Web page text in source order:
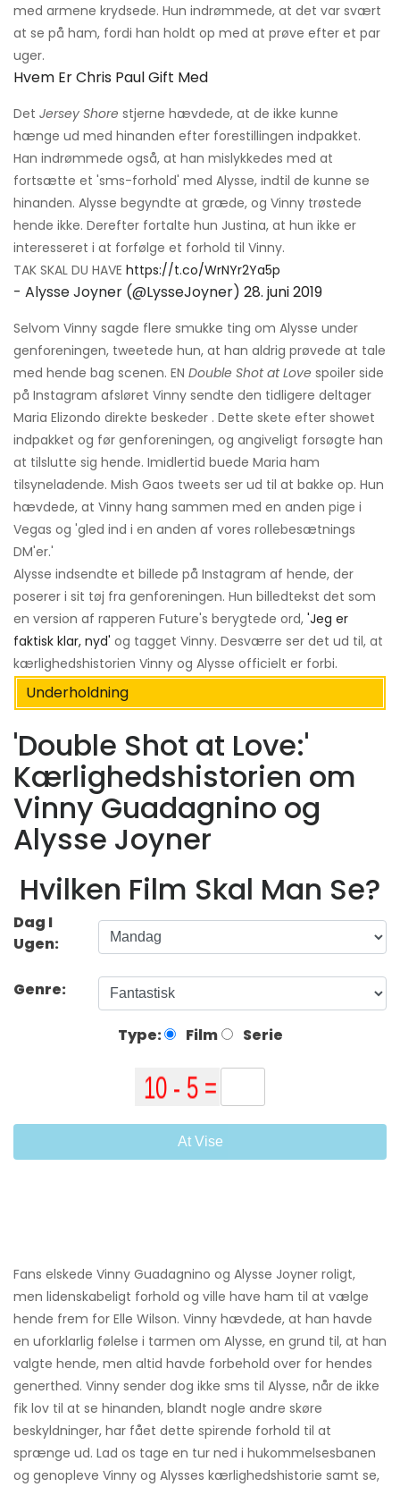
med armene krydsede. Hun indrømmede, at det var svært
at se på ham, fordi han holdt op med at prøve efter et par
uger.
Hvem Er Chris Paul Gift Med
Det Jersey Shore stjerne hævdede, at de ikke kunne
hænge ud med hinanden efter forestillingen indpakket.
Han indrømmede også, at han mislykkedes med at
fortsætte et 'sms-forhold' med Alysse, indtil de kunne se
hinanden. Alysse begyndte at græde, og Vinny trøstede
hende ikke. Derefter fortalte hun Justina, at hun ikke er
interesseret i at forfølge et forhold til Vinny.
TAK SKAL DU HAVE https://t.co/WrNYr2Ya5p
- Alysse Joyner (@LysseJoyner) 28. juni 2019
Selvom Vinny sagde flere smukke ting om Alysse under
genforeningen, tweetede hun, at han aldrig prøvede at tale
med hende bag scenen. EN Double Shot at Love spoiler side
på Instagram afsløret Vinny sendte den tidligere deltager
Maria Elizondo direkte beskeder . Dette skete efter showet
indpakket og før genforeningen, og angiveligt forsøgte han
at tilslutte sig hende. Imidlertid buede Maria ham
tilsyneladende. Mish Gaos tweets ser ud til at bakke op. Hun
hævdede, at Vinny hang sammen med en anden pige i
Vegas og 'gled ind i en anden af ​​vores rollebesætnings
DM'er.'
Alysse indsendte et billede på Instagram af hende, der
poserer i sit tøj fra genforeningen. Hun billedtekst det som
en version af rapperen Future's berygtede ord, 'Jeg er
faktisk klar, nyd' og tagget Vinny. Desværre ser det ud til, at
kærlighedshistorien Vinny og Alysse officielt er forbi.
Underholdning
'Double Shot at Love:'
Kærlighedshistorien om
Vinny Guadagnino og
Alysse Joyner
Hvilken Film Skal Man Se?
Dag I
Ugen:
Genre:
Type: Film Serie
At Vise
Fans elskede Vinny Guadagnino og Alysse Joyner roligt,
men lidenskabeligt forhold og ville have ham til at vælge
hende frem for Elle Wilson. Vinny hævdede, at han havde
en uforklarlig følelse i tarmen om Alysse, en grund til, at han
valgte hende, men altid havde forbehold over for hendes
generthed. Vinny sender dog ikke sms til Alysse, når de ikke
fik lov til at se hinanden, blandt nogle andre skøre
beskyldninger, har fået dette spirende forhold til at
sprænge ud. Lad os tage en tur ned i hukommelsesbanen
og genopleve Vinny og Alysses kærlighedshistorie samt se,